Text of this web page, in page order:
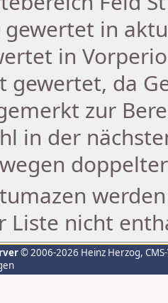
gewertet in
in
gewertet, da
zur
in der
Liste nicht
© 2006-2026 Heinz Herzog,